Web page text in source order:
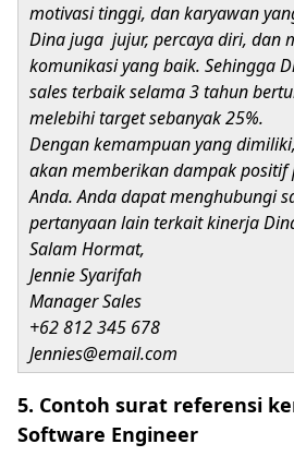
motivasi tinggi, dan karyawan
Dina juga jujur, percaya diri, dan
komunikasi yang baik. Sehingga
sales terbaik selama 3 tahun
melebihi target sebanyak 25%.
Dengan kemampuan yang
akan memberikan dampak positif
Anda. Anda dapat menghubungi
pertanyaan lain terkait kinerja
Salam Hormat,
Jennie Syarifah
Manager Sales
+62 812 345 678
Jennies@email.com
5. Contoh surat referensi
Software Engineer